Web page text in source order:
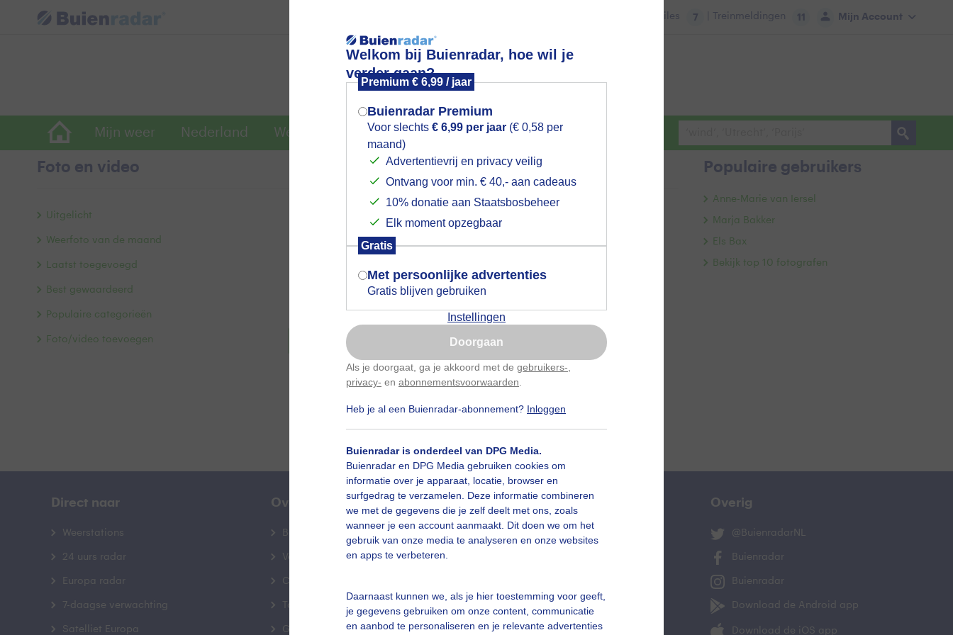
Welkom bij Buienradar, hoe wil je
verder gaan?
Premium € 6,99 / jaar
Buienradar Premium
Voor slechts € 6,99 per jaar (€ 0,58 per
maand)
Advertentievrij en privacy veilig
Ontvang voor min. € 40,- aan cadeaus
10% donatie aan Staatsbosbeheer
Elk moment opzegbaar
Gratis
Met persoonlijke advertenties
Gratis blijven gebruiken
Instellingen
Doorgaan
Als je doorgaat, ga je akkoord met de gebruikers-
privacy- en abonnementsvoorwaarden
Heb je al een Buienradar-abonnement? Inloggen
Buienradar is onderdeel van DPG Media.
Buienradar en DPG Media gebruiken cookies om
informatie over je apparaat, locatie, browser en
surfgedrag te verzamelen. Deze informatie combineren
we met de gegevens die je zelf deelt met ons, zoals
wanneer je een account aanmaakt. Dit doen we om het
gebruik van onze media te analyseren en onze websites
en apps te verbeteren.
Daarnaast kunnen we, als je hier toestemming voor geeft,
je gegevens gebruiken om onze content, communicatie
en aanbod te personaliseren en je relevante advertenties
Mijn Account
Files 7 | Treinmeldingen 11
Mijn weer Nederland Wereldwijd Foto en video Weerzine
Foto en video
Een moment geduld aub...
Bekijk slideshow
Uitgelicht
Weerfoto van de maand
Laatst toegevoegd
Best gewaardeerd
Populaire categorieën
Foto/video toevoegen
Populaire gebruikers
Anne-Marie van Iersel
Marja Bakker
Els Bax
Bekijk top 10 fotografen
Direct naar
Weerstations
24 uurs radar
Europa radar
7-daagse verwachting
Satelliet Europa
Over Buienradar
Bedrijfsgegevens
Veelgestelde vragen
Contact
Toegankelijkheid
Gebruikersvoorwaarden
Mijn weer Overig
@BuienradarNL
Buienradar
Buienradar
Download de Android app
Download de iOS app
Mogen we je locatie gebruiken voor
het weer?
Indien je hier nog geen akkoord op hebt
gegeven, verschijnt er zo een pop-up uit
je browser waarin deze toestemming
gevraagd wordt.
Is goed, toon de popup
Nu niet, misschien later
Gebruik je Safari en wil je niet elke dag deze pop-up
Klikhierom dit aan te passen